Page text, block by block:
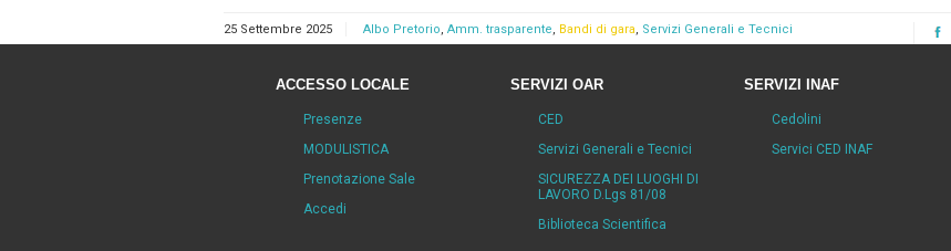
25 Settembre 2025 Albo Pretorio, Amm. trasparente, Bandi di gara, Servizi Generali e Tecnici
ACCESSO LOCALE
Presenze
MODULISTICA
Prenotazione Sale
Accedi
SERVIZI OAR
CED
Servizi Generali e Tecnici
SICUREZZA DEI LUOGHI DI
LAVORO D.Lgs 81/08
Biblioteca Scientifica
SERVIZI INAF
Cedolini
Servici CED INAF